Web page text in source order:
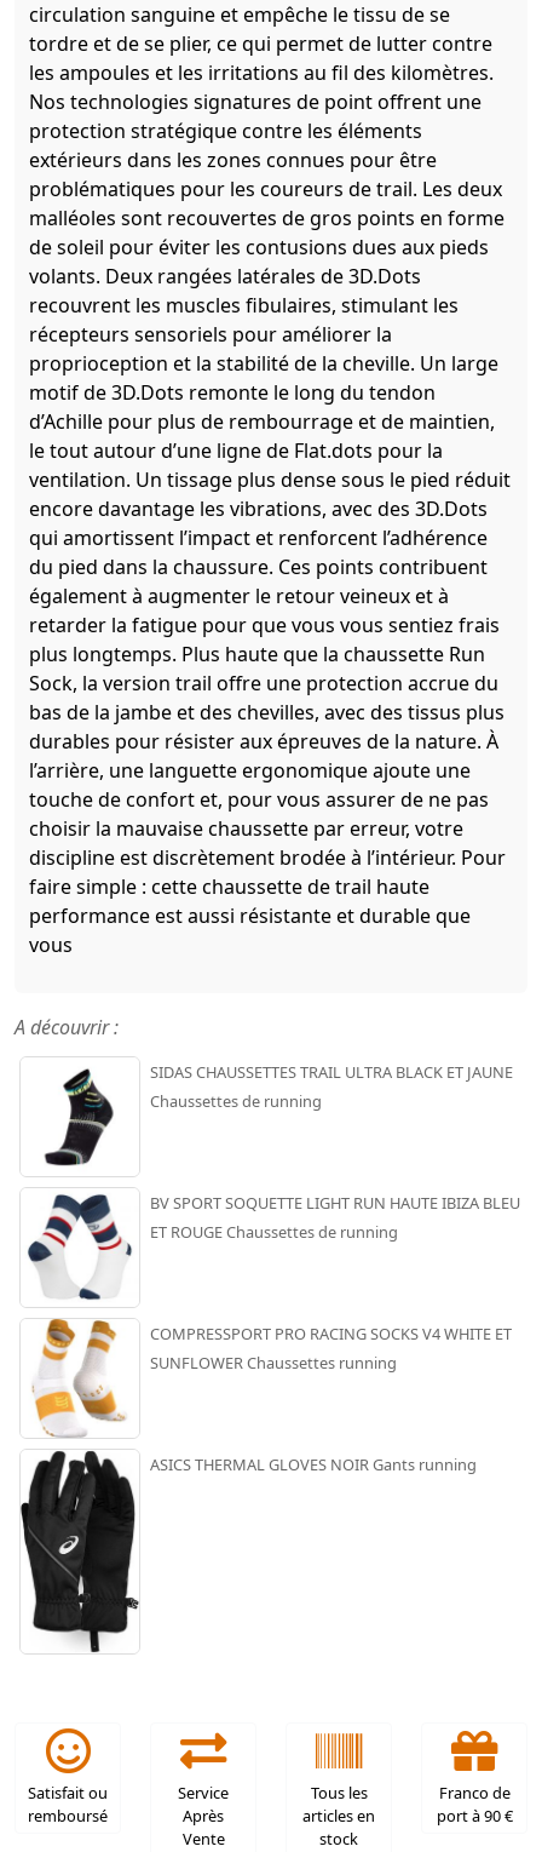
circulation sanguine et empêche le tissu de se
tordre et de se plier, ce qui permet de lutter contre
les ampoules et les irritations au fil des kilomètres.
Nos technologies signatures de point offrent une
protection stratégique contre les éléments
extérieurs dans les zones connues pour être
problématiques pour les coureurs de trail. Les deux
malléoles sont recouvertes de gros points en forme
de soleil pour éviter les contusions dues aux pieds
volants. Deux rangées latérales de 3D.Dots
recouvrent les muscles fibulaires, stimulant les
récepteurs sensoriels pour améliorer la
proprioception et la stabilité de la cheville. Un large
motif de 3D.Dots remonte le long du tendon
d’Achille pour plus de rembourrage et de maintien,
le tout autour d’une ligne de Flat.dots pour la
ventilation. Un tissage plus dense sous le pied réduit
encore davantage les vibrations, avec des 3D.Dots
qui amortissent l’impact et renforcent l’adhérence
du pied dans la chaussure. Ces points contribuent
également à augmenter le retour veineux et à
retarder la fatigue pour que vous vous sentiez frais
plus longtemps. Plus haute que la chaussette Run
Sock, la version trail offre une protection accrue du
bas de la jambe et des chevilles, avec des tissus plus
durables pour résister aux épreuves de la nature. À
l’arrière, une languette ergonomique ajoute une
touche de confort et, pour vous assurer de ne pas
choisir la mauvaise chaussette par erreur, votre
discipline est discrètement brodée à l’intérieur. Pour
faire simple : cette chaussette de trail haute
performance est aussi résistante et durable que
vous
A découvrir :
SIDAS CHAUSSETTES TRAIL ULTRA BLACK ET JAUNE
Chaussettes de running
BV SPORT SOQUETTE LIGHT RUN HAUTE IBIZA BLEU
ET ROUGE Chaussettes de running
COMPRESSPORT PRO RACING SOCKS V4 WHITE ET
SUNFLOWER Chaussettes running
ASICS THERMAL GLOVES NOIR Gants running
Satisfait ou
remboursé
Service
Après
Vente
Tous les
articles en
stock
Franco de
port à 90 €